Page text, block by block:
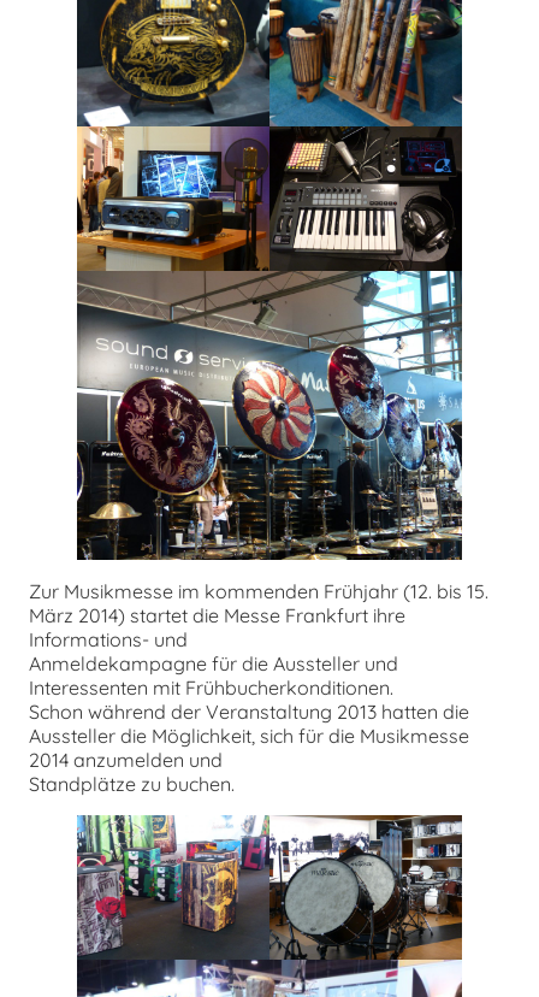
Zur Musikmesse im kommenden Frühjahr (12. bis 15.
März 2014) startet die Messe Frankfurt ihre
Informations- und
Anmeldekampagne für die Aussteller und
Interessenten mit Frühbucherkonditionen.
Schon während der Veranstaltung 2013 hatten die
Aussteller die Möglichkeit, sich für die Musikmesse
2014 anzumelden und
Standplätze zu buchen.